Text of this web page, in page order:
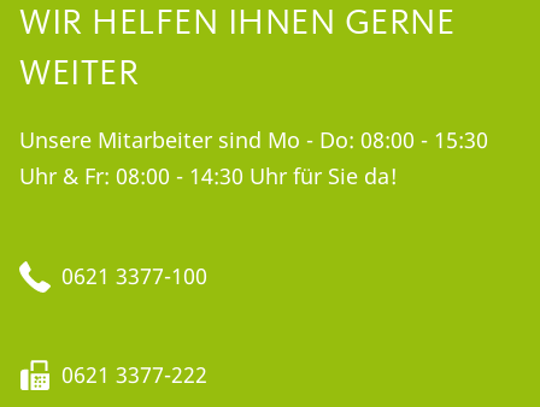
WIR HELFEN IHNEN GERNE
WEITER
Unsere Mitarbeiter sind Mo - Do: 08:00 - 15:30
Uhr & Fr: 08:00 - 14:30 Uhr für Sie da!
0621 3377-100
0621 3377-222